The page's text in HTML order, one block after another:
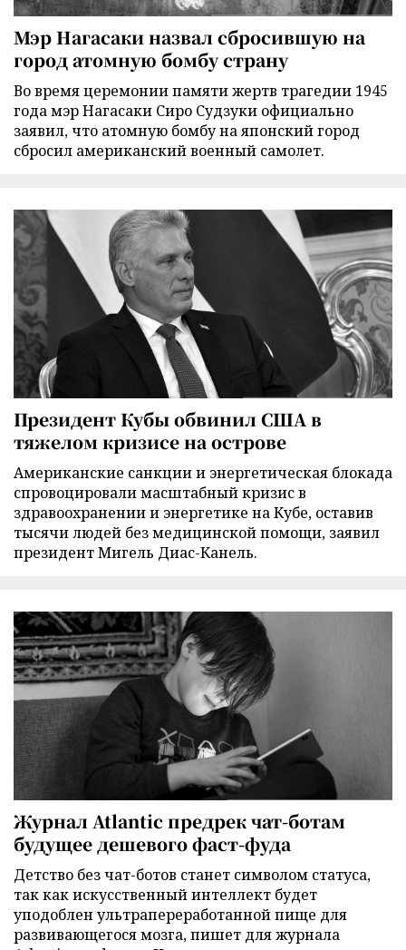
Мэр Нагасаки назвал сбросившую на
город атомную бомбу страну
Во время церемонии памяти жертв трагедии 1945
года мэр Нагасаки Сиро Судзуки официально
заявил, что атомную бомбу на японский город
сбросил американский военный самолет.
Президент Кубы обвинил США в
тяжелом кризисе на острове
Американские санкции и энергетическая блокада
спровоцировали масштабный кризис в
здравоохранении и энергетике на Кубе, оставив
тысячи людей без медицинской помощи, заявил
президент Мигель Диас-Канель.
Журнал Atlantic предрек чат-ботам
будущее дешевого фаст-фуда
Детство без чат-ботов станет символом статуса,
так как искусственный интеллект будет
уподоблен ультрапереработанной пище для
развивающегося мозга, пишет для журнала